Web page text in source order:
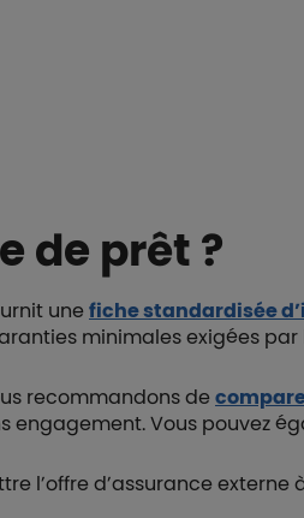
de prêt ?
unefiche standardisée
minimales exigées
recommandons de
engagement. Vous pouvez
l’offre d’assurance externe